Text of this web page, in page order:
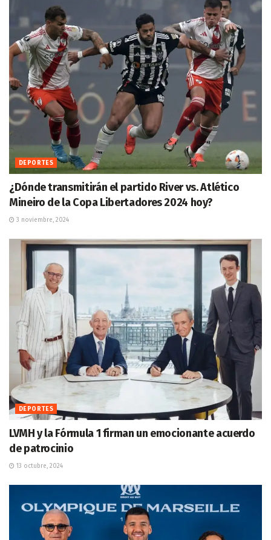
DEPORTES
¿Dónde transmitirán el partido River vs. Atlético
Mineiro de la Copa Libertadores 2024 hoy?
3 noviembre, 2024
DEPORTES
LVMH y la Fórmula 1 firman un emocionante acuerdo
de patrocinio
13 octubre, 2024